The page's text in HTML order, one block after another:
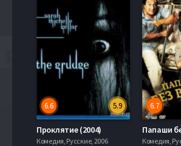
5.9
6.6
Проклятие (2004)
Комедия, Русские, 2006
6.7
Комедия,